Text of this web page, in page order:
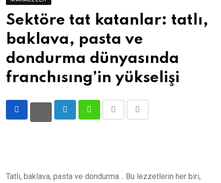
Ürün ve Hizmet
Enerji
Haber
Gündem
Atamalar
Sektöre tat katanlar: tatlı,
baklava, pasta ve
dondurma dünyasında
franchısıng’in yükselişi
Tatlı, baklava, pasta ve dondurma… Bu lezzetlerin her biri,